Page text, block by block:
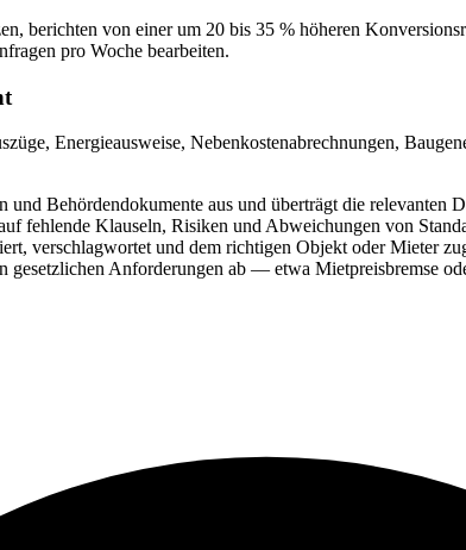
berichten von einer um 20 bis 35 % höheren
pro Woche bearbeiten.
Energieausweise, Nebenkostenabrechnungen,
und Behördendokumente aus und überträgt die relevanten
fehlende Klauseln, Risiken und Abweichungen von
verschlagwortet und dem richtigen Objekt oder Mieter
gesetzlichen Anforderungen ab — etwa Mietpreisbremse